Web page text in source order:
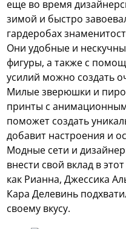
еще во время
зимой и быстро
гардеробах
Они удобные и
фигуры, а также с
усилий можно создать
Милые зверюшки и
принты с
поможет создать
добавит настроения и
Модные сети и
внести свой вклад в
как Рианна, Джессика
Кара Делевинь
своему вкусу.